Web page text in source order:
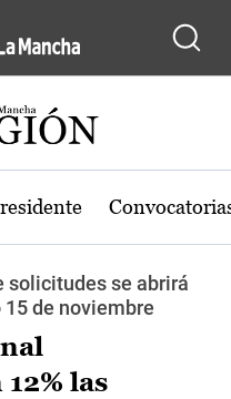
solicitudes se abrirá
de noviembre
las